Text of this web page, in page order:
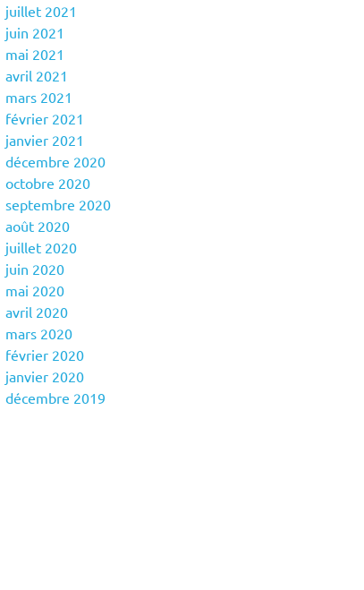
juillet 2021
juin 2021
mai 2021
avril 2021
mars 2021
février 2021
janvier 2021
décembre 2020
octobre 2020
septembre 2020
août 2020
juillet 2020
juin 2020
mai 2020
avril 2020
mars 2020
février 2020
janvier 2020
décembre 2019